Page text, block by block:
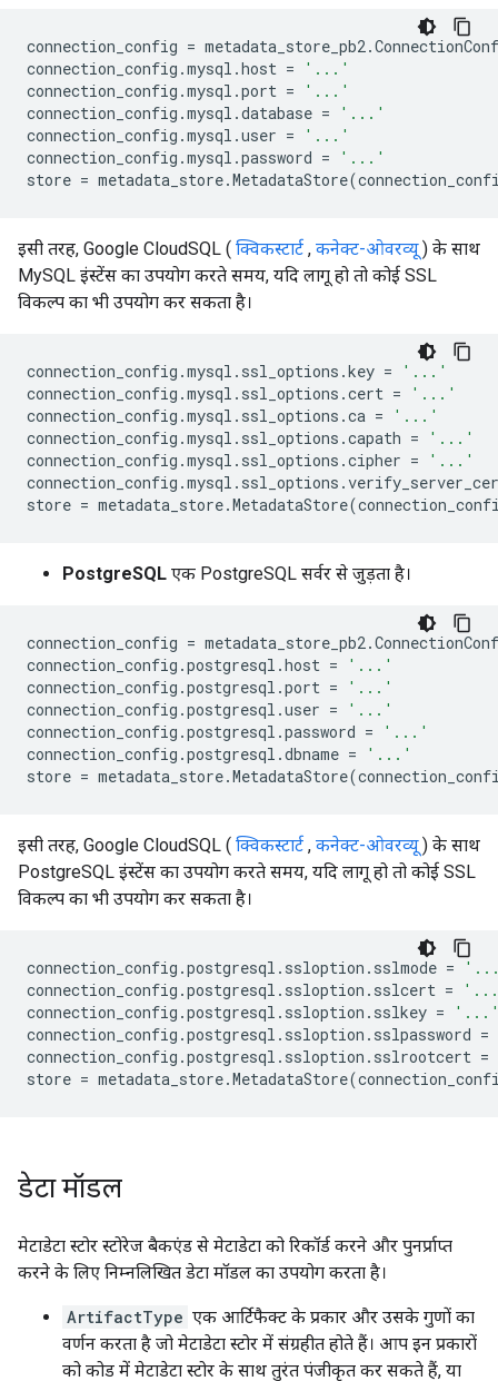
connection_config = metadata_store_pb2.
connection_config .mysql .host =
'...'
connection_config .mysql .port =
'...'
connection_config .mysql .database =
'...'
connection_config .mysql .user =
'...'
connection_config .mysql .password =
'...'
store = metadata_store.MetadataStore(
इसी तरह, Google CloudSQL ( क्विकस्टार्ट , कनेक्ट-ओवरव्यू) के साथ
MySQL इंस्टेंस का उपयोग करते समय, यदि लागू हो तो कोई SSL
विकल्प का भी उपयोग कर सकता है।
connection_config .mysql . ssl_options .key =
'...'
connection_config .mysql . ssl_options .cert =
'...'
connection_config .mysql . ssl_options .ca =
'...'
connection_config .mysql . ssl_options .capath =
'...'
connection_config .mysql . ssl_options .cipher =
'...'
connection_config .mysql . ssl_options .
store = metadata_store.MetadataStore(
PostgreSQL एक PostgreSQL सर्वर से जुड़ता है।
connection_config = metadata_store_pb2.
connection_config .postgresql .host =
'...'
connection_config .postgresql .port =
'...'
connection_config .postgresql .user =
'...'
connection_config .postgresql .password =
'...'
connection_config .postgresql .dbname =
'...'
store = metadata_store.MetadataStore(
इसी तरह, Google CloudSQL ( क्विकस्टार्ट , कनेक्ट-ओवरव्यू) के साथ
PostgreSQL इंस्टेंस का उपयोग करते समय, यदि लागू हो तो कोई SSL
विकल्प का भी उपयोग कर सकता है।
connection_config .postgresql . ssloption . sslmode =
connection_config .postgresql . ssloption . sslcert =
connection_config .postgresql . ssloption . sslkey =
connection_config .postgresql . ssloption . sslpassword =
connection_config .postgresql . ssloption . sslrootcert =
store = metadata_store.MetadataStore(
डेटा मॉडल
मेटाडेटा स्टोर स्टोरेज बैकएंड से मेटाडेटा को रिकॉर्ड करने और पुनर्प्राप्त
करने के लिए निम्नलिखित डेटा मॉडल का उपयोग करता है।
ArtifactType एक आर्टिफैक्ट के प्रकार और उसके गुणों का
वर्णन करता है जो मेटाडेटा स्टोर में संग्रहीत होते हैं। आप इन प्रकारों
को कोड में मेटाडेटा स्टोर के साथ तुरंत पंजीकृत कर सकते हैं, या